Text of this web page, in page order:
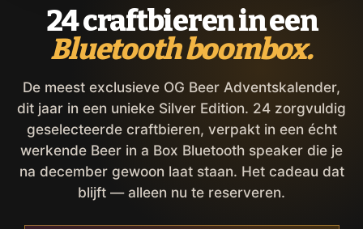
24 craftbieren in een
Bluetooth boombox.
De meest exclusieve OG Beer Adventskalender,
dit jaar in een unieke Silver Edition. 24 zorgvuldig
geselecteerde craftbieren, verpakt in een écht
werkende Beer in a Box Bluetooth speaker die je
na december gewoon laat staan. Het cadeau dat
blijft — alleen nu te reserveren.